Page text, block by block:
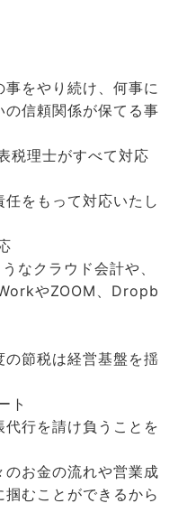
をやり続け、何事に
の信頼関係が保てる事
税理士がすべて対応
をもって対応いたし
なクラウド会計や、
やZOOM、Dropb
節税は経営基盤を揺
ト
行を請け負うことを
のお金の流れや営業成
むことができるから